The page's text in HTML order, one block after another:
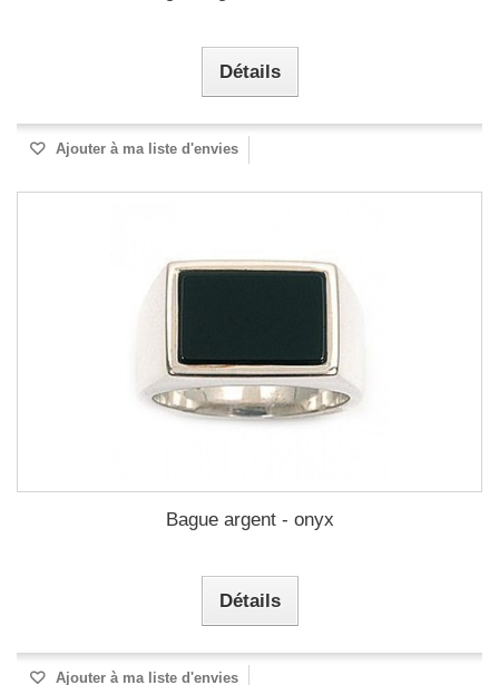
Détails
Ajouter à ma liste d'envies
Bague argent - onyx
Détails
Ajouter à ma liste d'envies